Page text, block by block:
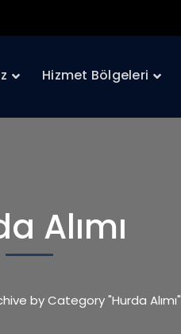
Hizmet Bölgeleri
Alımı
by Category "Hurda Alımı"